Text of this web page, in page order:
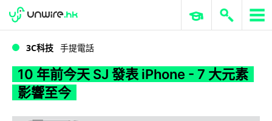
WWDC 2026 ERP 與商業 AI
3C科技 手提電話
10 年前今天 SJ 發表 iPhone - 7 大元素
影響至今